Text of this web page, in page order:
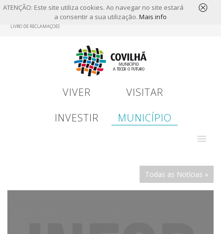
ATENÇÃO: Este site utiliza cookies. Ao navegar no site estará
a consentir a sua utilização. Mais info
LIVRO DE RECLAMAÇÕES
VIVER
VISITAR
INVESTIR
MUNICÍPIO
Todas as Notícias »